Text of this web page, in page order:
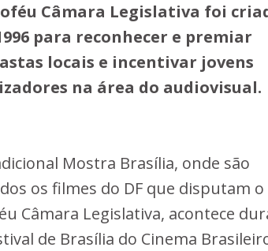
Câmara Legislativa foi
para reconhecer e premiar
locais e incentivar jovens
na área do audiovisual.
Mostra Brasília, onde são
os filmes do DF que disputam o
Câmara Legislativa, acontece
de Brasília do Cinema